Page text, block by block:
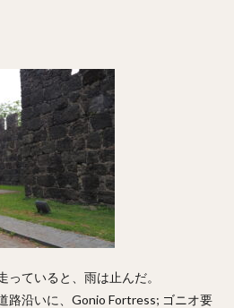
ていると、雨は止んだ。
路沿いに、Gonio Fortress; ゴニオ要